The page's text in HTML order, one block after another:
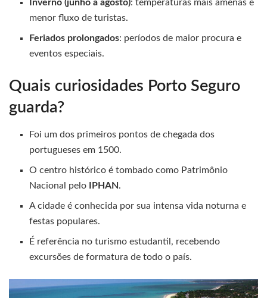
Inverno (junho a agosto): temperaturas mais amenas e
menor fluxo de turistas.
Feriados prolongados: períodos de maior procura e
eventos especiais.
Quais curiosidades Porto Seguro
guarda?
Foi um dos primeiros pontos de chegada dos
portugueses em 1500.
O centro histórico é tombado como Patrimônio
Nacional pelo
IPHAN.
A cidade é conhecida por sua intensa vida noturna e
festas populares.
É referência no turismo estudantil, recebendo
excursões de formatura de todo o país.